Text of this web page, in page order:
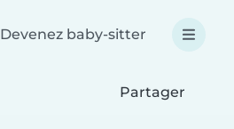
Devenez baby-sitter
Partager